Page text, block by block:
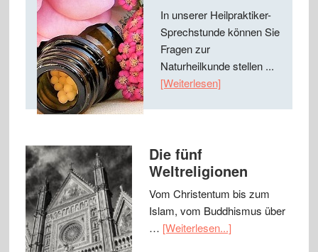
In unserer Heilpraktiker-
Sprechstunde können Sie
Fragen zur
Naturheilkunde stellen ...
[Weiterlesen]
Die fünf
Weltreligionen
Vom Christentum bis zum
Islam, vom Buddhismus über
… [Weiterlesen...]